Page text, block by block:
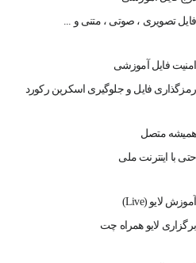
فایل تصویری ، صوتی ، متنی و ...
امنیت فایل آموزشی
رمزگذاری فایل و جلوگیری اسکرین رکورد
همیشه متصل
حتی با اینترنت ملی
آموزش لایو (Live)
برگزاری لایو همراه چت